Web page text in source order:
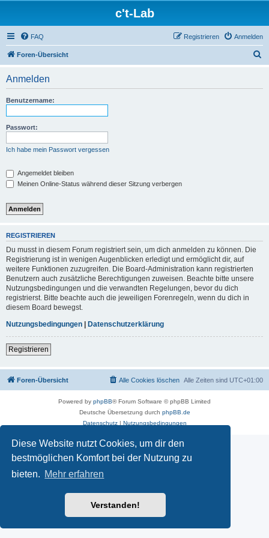
Diese Website nutzt Cookies, um dir den
bestmöglichen Komfort bei der Nutzung zu
bieten. Mehr erfahren
Verstanden!
c't-Lab
FAQ Anmelden
Registrieren
Foren-Übersicht
Anmelden
Benutzername:
Passwort:
Ich habe mein Passwort vergessen
Angemeldet bleiben
Meinen Online-Status während dieser Sitzung verbergen
REGISTRIEREN
Du musst in diesem Forum registriert sein, um dich anmelden zu können. Die
Registrierung ist in wenigen Augenblicken erledigt und ermöglicht dir, auf
weitere Funktionen zuzugreifen. Die Board-Administration kann registrierten
Benutzern auch zusätzliche Berechtigungen zuweisen. Beachte bitte unsere
Nutzungsbedingungen und die verwandten Regelungen, bevor du dich
registrierst. Bitte beachte auch die jeweiligen Forenregeln, wenn du dich in
diesem Board bewegst.
Nutzungsbedingungen | Datenschutzerklärung
Registrieren
Foren-Übersicht Alle Zeiten sind UTC+01:00
Alle Cookies löschen
Powered by phpBB® Forum Software © phpBB Limited
Deutsche Übersetzung durch phpBB.de
Datenschutz| Nutzungsbedingungen